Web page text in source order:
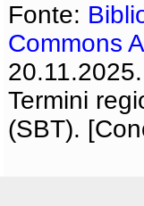
Fonte:
Commons
20.11.2025.
Termini
(SBT).